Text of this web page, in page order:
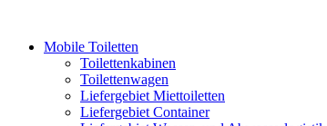
Mobile Toiletten
Toilettenkabinen
Toilettenwagen
Liefergebiet Miettoiletten
Liefergebiet Container